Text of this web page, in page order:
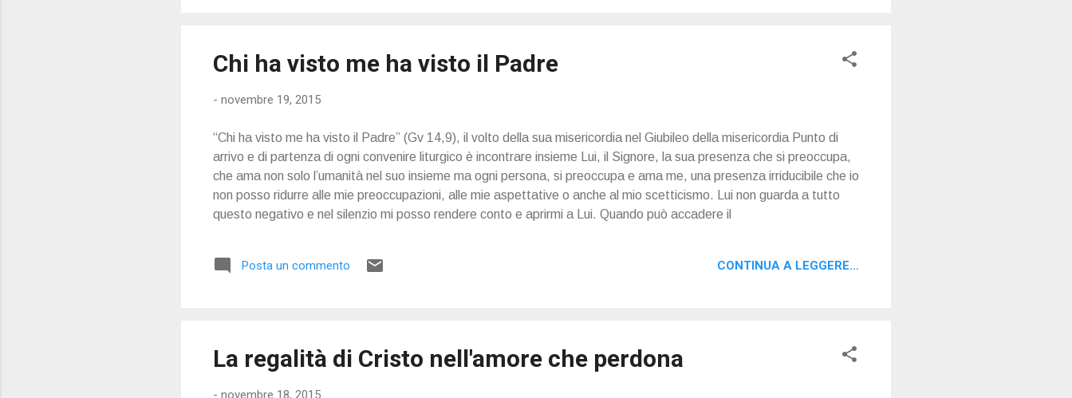
Chi ha visto me ha visto il Padre
- novembre 19, 2015
“Chi ha visto me ha visto il Padre” (Gv 14,9), il volto della sua misericordia nel Giubileo della misericordia Punto di
arrivo e di partenza di ogni convenire liturgico è incontrare insieme Lui, il Signore, la sua presenza che si preoccupa,
che ama non solo l’umanità nel suo insieme ma ogni persona, si preoccupa e ama me, una presenza irriducibile che io
non posso ridurre alle mie preoccupazioni, alle mie aspettative o anche al mio scetticismo. Lui non guarda a tutto
questo negativo e nel silenzio mi posso rendere conto e aprirmi a Lui. Quando può accadere il
Posta un commento CONTINUA A LEGGERE...
La regalità di Cristo nell'amore che perdona
- novembre 18, 2015